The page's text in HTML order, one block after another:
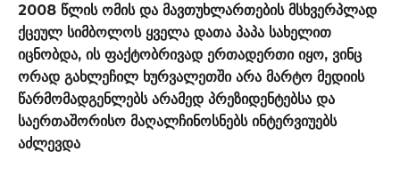
2008 წლის ომის და მავთუხლართების მსხვერპლად
ქცეულ სიმბოლოს ყველა დათა პაპა სახელით
იცნობდა, ის ფაქტობრივად ერთადერთი იყო, ვინც
ორად გახლეჩილ ხურვალეთში არა მარტო მედიის
წარმომადგენლებს არამედ პრეზიდენტებსა და
საერთაშორისო მაღალჩინოსნებს ინტერვიუებს
აძლევდა